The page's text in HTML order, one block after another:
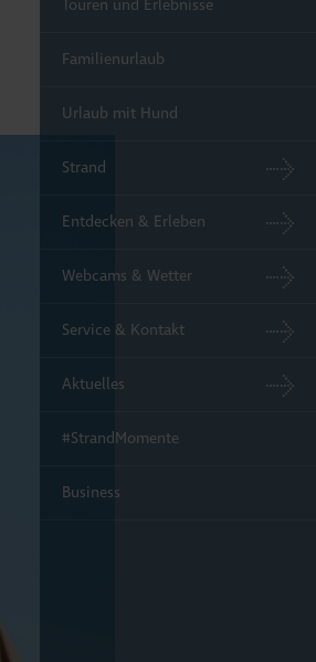
Touren und Erlebnisse
Familienurlaub
Urlaub mit Hund
Strand
Entdecken & Erleben
Webcams & Wetter
Service & Kontakt
Aktuelles
#StrandMomente
Business